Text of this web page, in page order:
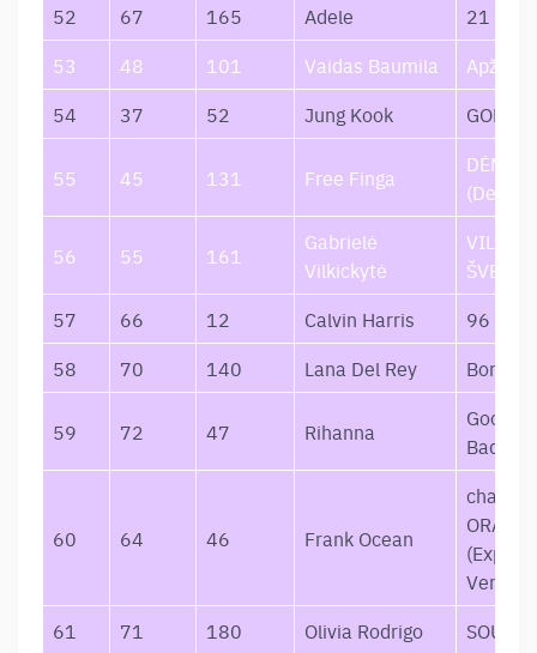
52
67 165 Adele
21
53
48 101 Vaidas Baumila
Apžavai
54
37 52 Jung Kook
55 45 131 Free Finga
(Deluxe)
56 55 161
Gabrielė
Vilkickytė
VILKO
57
66 12 Calvin Harris
96
58
70 140 Lana Del Rey Born
59 72 47 Rihanna
Good
Bad:
60 64 46 Frank Ocean
channel
(Explicit
Version)
61
71 180 Olivia Rodrigo
SOUR